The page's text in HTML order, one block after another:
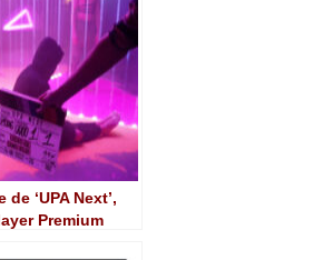
‘UPA Next’,
Premium